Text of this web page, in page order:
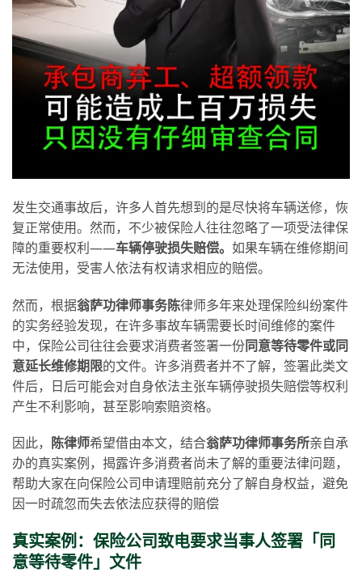
发生交通事故后，许多人首先想到的是尽快将车辆送修，恢
复正常使用。然而，不少被保险人往往忽略了一项受法律保
障的重要权利——车辆停驶损失赔偿。 如果车辆在维修期间
无法使用，受害人依法有权请求相应的赔偿。
然而，根据翁萨功律师事务陈律师多年来处理保险纠纷案件
的实务经验发现，在许多事故车辆需要长时间维修的案件
中，保险公司往往会要求消费者签署一份同意等待零件或同
意延长维修期限的文件。许多消费者并不了解，签署此类文
件后，日后可能会对自身依法主张车辆停驶损失赔偿等权利
产生不利影响，甚至影响索赔资格。
因此， 陈律师希望借由本文，结合翁萨功律师事务所亲自承
办的真实案例，揭露许多消费者尚未了解的重要法律问题，
帮助大家在向保险公司申请理赔前充分了解自身权益，避免
因一时疏忽而失去依法应获得的赔偿
真实案例：保险公司致电要求当事人签署「同
意等待零件」文件